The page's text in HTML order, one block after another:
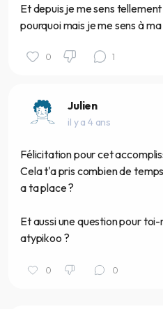
Et depuis je me sens
pourquoi mais je me sens à
0 1
Julien
il y a 4 ans
Félicitation pour cet
Cela t'a pris combien de
a ta place ?
Et aussi une question pour
atypikoo ?
0 0